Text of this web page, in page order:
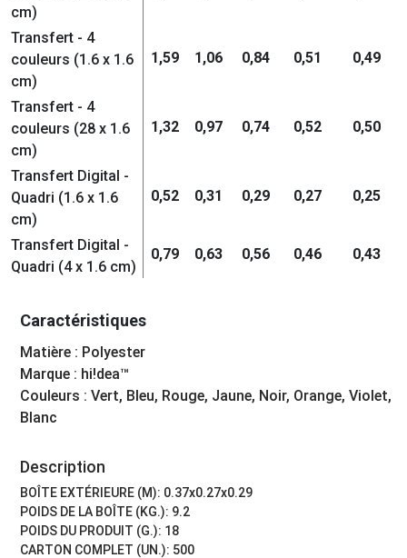
cm)
Transfert - 4
couleurs (1.6 x 1.6
cm)
1,59 1,06 0,84 0,51 0,49
Transfert - 4
couleurs (28 x 1.6
cm)
1,32 0,97 0,74 0,52 0,50
Transfert Digital -
Quadri (1.6 x 1.6
cm)
0,52 0,31 0,29 0,27 0,25
Transfert Digital -
Quadri (4 x 1.6 cm)
0,79 0,63 0,56 0,46 0,43
Caractéristiques
Matière : Polyester
Marque : hi!dea™
Couleurs : Vert, Bleu, Rouge, Jaune, Noir, Orange, Violet,
Blanc
Description
BOÎTE EXTÉRIEURE (M): 0.37x0.27x0.29
POIDS DE LA BOÎTE (KG.): 9.2
POIDS DU PRODUIT (G.): 18
CARTON COMPLET (UN.): 500